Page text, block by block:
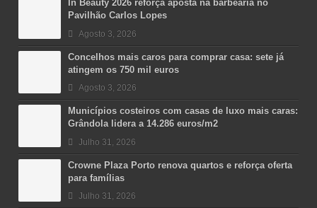
In Beauty 2026 reforça aposta na barbearia no
Pavilhão Carlos Lopes
Agosto 3, 2026
Concelhos mais caros para comprar casa: sete já
atingem os 750 mil euros
Agosto 3, 2026
Municípios costeiros com casas de luxo mais caras:
Grândola lidera a 14.286 euros/m2
Julho 31, 2026
Crowne Plaza Porto renova quartos e reforça oferta
para famílias
Julho 31, 2026